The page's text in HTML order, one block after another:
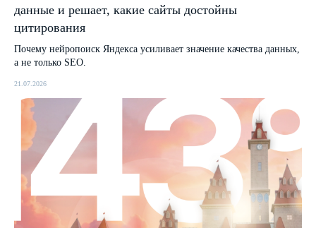
данные и решает, какие сайты достойны
цитирования
Почему нейропоиск Яндекса усиливает значение качества данных,
а не только SEO.
21.07.2026